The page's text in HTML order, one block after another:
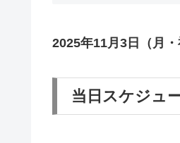
2025年11月3日（月
当日スケジュ